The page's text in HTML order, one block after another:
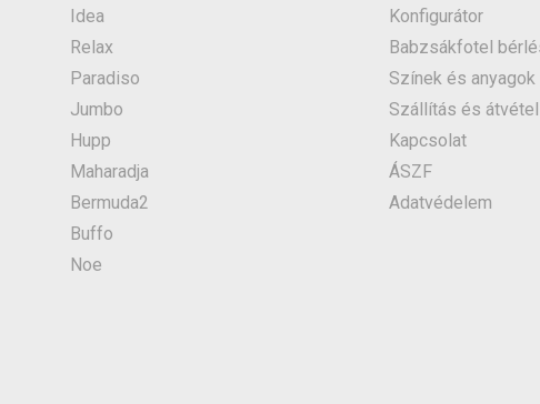
Idea
Relax
Paradiso
Jumbo
Hupp
Maharadja
Bermuda2
Buffo
Noe
Konfigurátor
Babzsákfotel
Színek és anyagok
Szállítás és átvétel
Kapcsolat
ÁSZF
Adatvédelem